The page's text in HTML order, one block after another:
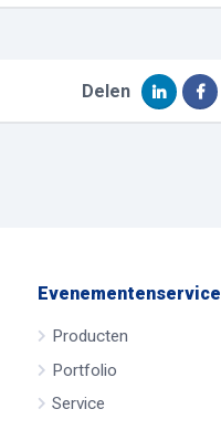
Delen
Evenementenservice
Producten
Portfolio
Service